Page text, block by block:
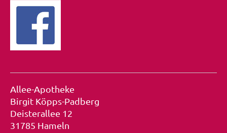
Allee-Apotheke
Birgit Köpps-Padberg
Deisterallee 12
31785 Hameln